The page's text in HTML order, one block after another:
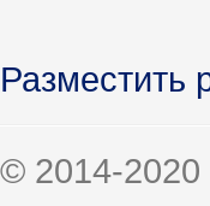
Разместить
© 2014-2020